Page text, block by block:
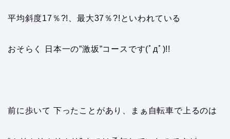
平均斜度17％?!、最大37％?!といわれている
おそらく 日本一の”激坂”コースです(ﾟдﾟ)!!
前に歩いて 下ったことがあり、まぁ自転車で上るのは